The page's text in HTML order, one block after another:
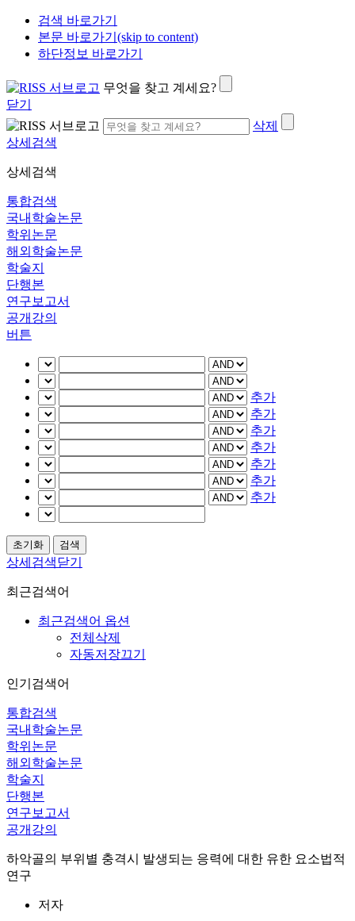
검색 바로가기
본문 바로가기(skip to content)
하단정보 바로가기
무엇을 찾고 계세요?
닫기
삭제
상세검색
상세검색
통합검색
국내학술논문
학위논문
해외학술논문
학술지
단행본
연구보고서
공개강의
버튼
추가
추가
추가
추가
추가
추가
추가
상세검색닫기
최근검색어
최근검색어 옵션
전체삭제
자동저장끄기
인기검색어
통합검색
국내학술논문
학위논문
해외학술논문
학술지
단행본
연구보고서
공개강의
하악골의 부위별 충격시 발생되는 응력에 대한 유한 요소법적
연구
저자